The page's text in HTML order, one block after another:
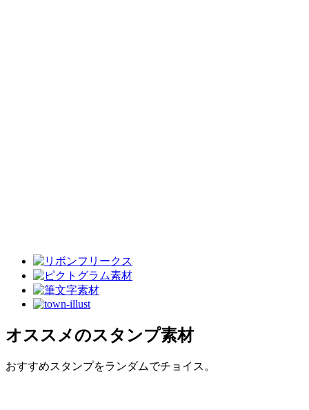
オススメのスタンプ素材
おすすめスタンプをランダムでチョイス。